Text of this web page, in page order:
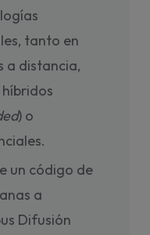
tanto en
a distancia,
) o
un código de
a
Difusión